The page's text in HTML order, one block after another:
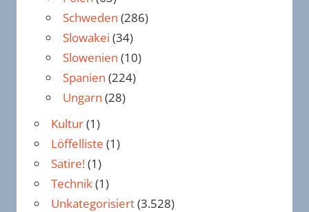
Schweden (286)
Slowakei (34)
Slowenien (10)
Spanien (224)
Ungarn (28)
Kultur(1)
Löffelliste (1)
Satire!(1)
Technik(1)
Unkategorisiert(3.528)